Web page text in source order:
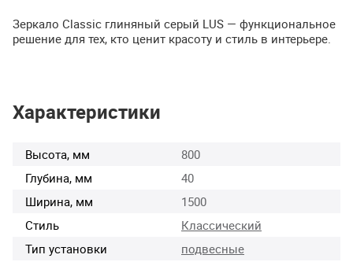
Зеркало Classic глиняный серый LUS — функциональное
решение для тех, кто ценит красоту и стиль в интерьере.
Характеристики
Высота, мм
800
Глубина, мм
40
Ширина, мм
1500
Стиль
Классический
Тип установки
подвесные